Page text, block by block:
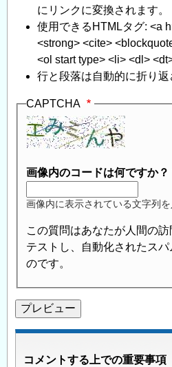
にリンクに変換されます。
使用できるHTMLタグ: <a
<strong> <cite>
<ol start type> <li> <dl>
行と段落は自動的に折り返
CAPTCHA
画像内のコードは何ですか？
画像内に表示されている文字列を
この質問はあなたが人間の
テストし、自動化されたス
のです。
コメントする上での重要事項